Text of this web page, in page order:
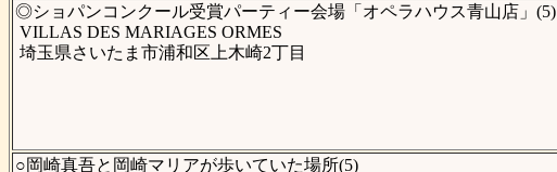
◎ショパンコンクール受賞パーティー会場「オペラハウス青山店」(5)
VILLAS DES MARIAGES ORMES
埼玉県さいたま市浦和区上木崎2丁目
○岡崎真吾と岡崎マリアが歩いていた場所(5)